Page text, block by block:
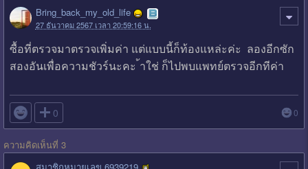
Bring_back_my_old_life
27 ธันวาคม 2567 เวลา 20:59:16 น.
ซื้อที่ตรวจมาตรวจเพิ่มค่า แต่แบบนี้ก็ท้องแหล่ะค่ะ ลองอีกซัก
สองอันเพื่อความชัวร์นะคะ ้าใช่ ก็ไปพบแพทย์ตรวจอีกทีค่า
 0 0
ความคิดเห็นที่ 3